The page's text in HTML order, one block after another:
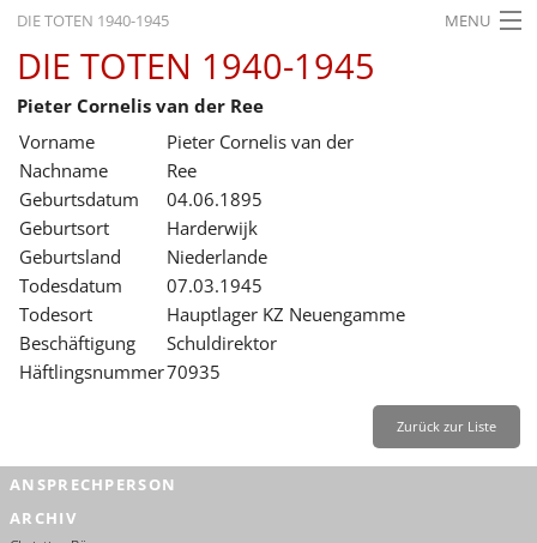
DIE TOTEN 1940-1945 MENU
STARTSEITE
AKTUELLES
AUSSTELLUNGEN
GESCHICHTE
BILDUNG
FORSCHUNG
SERVICE
Leichte Sprache
DIE TOTEN 1940-1945
Pieter Cornelis van der Ree
Vorname
Pieter Cornelis van der
Nachname
Ree
Geburtsdatum
04.06.1895
Geburtsort
Harderwijk
Geburtsland
Niederlande
Todesdatum
07.03.1945
Todesort
Hauptlager KZ Neuengamme
Beschäftigung
Schuldirektor
Häftlingsnummer70935
Zurück zur Liste
ANSPRECHPERSON
ARCHIV